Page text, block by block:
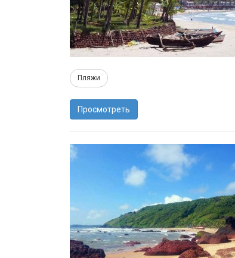
Пляжи
Просмотреть